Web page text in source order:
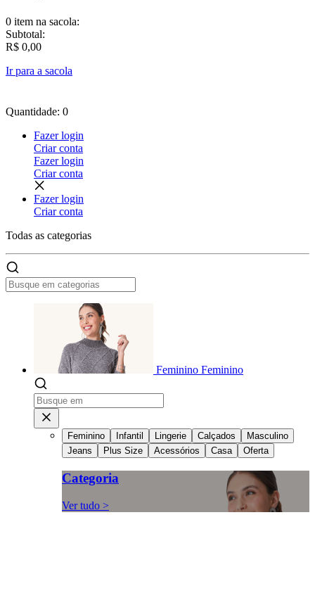
0 item na sacola:
Subtotal:
R$ 0,00
Ir para a sacola
Quantidade: 0
Fazer login
Criar conta
Fazer login
Criar conta
Fazer login
Criar conta
Todas as categorias
Feminino Feminino
Feminino Infantil Lingerie Calçados
Masculino
Jeans
Plus Size Acessórios Casa Oferta
Categoria
Ver tudo >